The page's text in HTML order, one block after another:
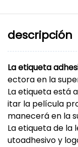
descripción
La etiqueta
ectora en la
La etiqueta está
itar la película
manecerá en la
La etiqueta de la
utoadhesivo y